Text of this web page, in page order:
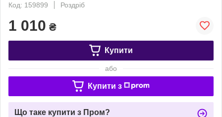
Код: 159899
Роздріб
1 010 ₴
Купити
або
Купити з
Що таке купити з Пром?